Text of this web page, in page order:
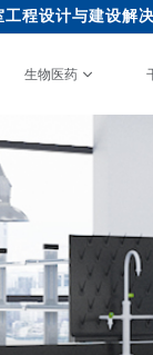
程设计与建设解
生物医药